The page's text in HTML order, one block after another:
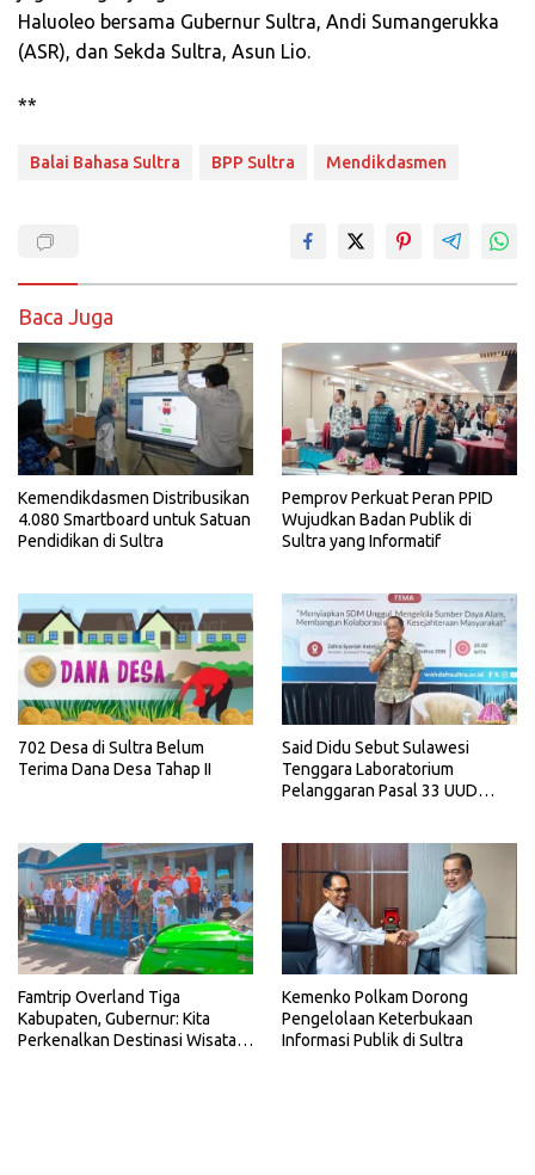
Haluoleo bersama Gubernur Sultra, Andi Sumangerukka
(ASR), dan Sekda Sultra, Asun Lio.
**
Balai Bahasa Sultra BPP Sultra Mendikdasmen
Baca Juga
Kemendikdasmen Distribusikan
4.080 Smartboard untuk Satuan
Pendidikan di Sultra
Pemprov Perkuat Peran PPID
Wujudkan Badan Publik di
Sultra yang Informatif
702 Desa di Sultra Belum
Terima Dana Desa Tahap II
Said Didu Sebut Sulawesi
Tenggara Laboratorium
Pelanggaran Pasal 33 UUD
Famtrip Overland Tiga
Kabupaten, Gubernur: Kita
Perkenalkan Destinasi Wisata
Kemenko Polkam Dorong
Pengelolaan Keterbukaan
Informasi Publik di Sultra